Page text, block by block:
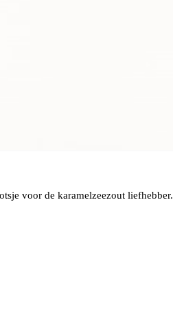
voor de karamelzeezout liefhebber.